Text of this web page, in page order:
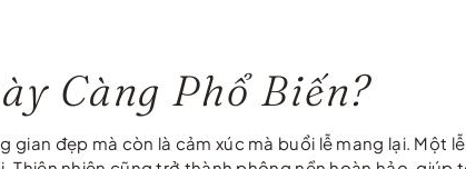
Càng Phổ Biến?
đẹp mà còn là cảm xúc mà buổi lễ mang lại. Một